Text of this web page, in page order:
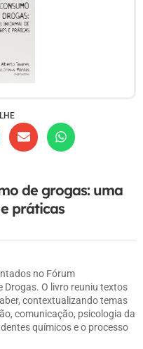
de grogas: uma
práticas
no Fórum
Drogas. O livro reuniu textos
contextualizando temas
comunicação, psicologia da
químicos e o processo